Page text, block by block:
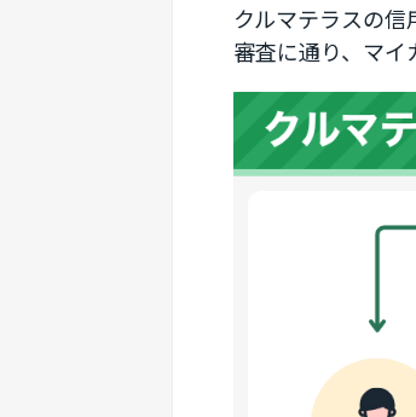
クルマテラスの
審査に通り、マイ